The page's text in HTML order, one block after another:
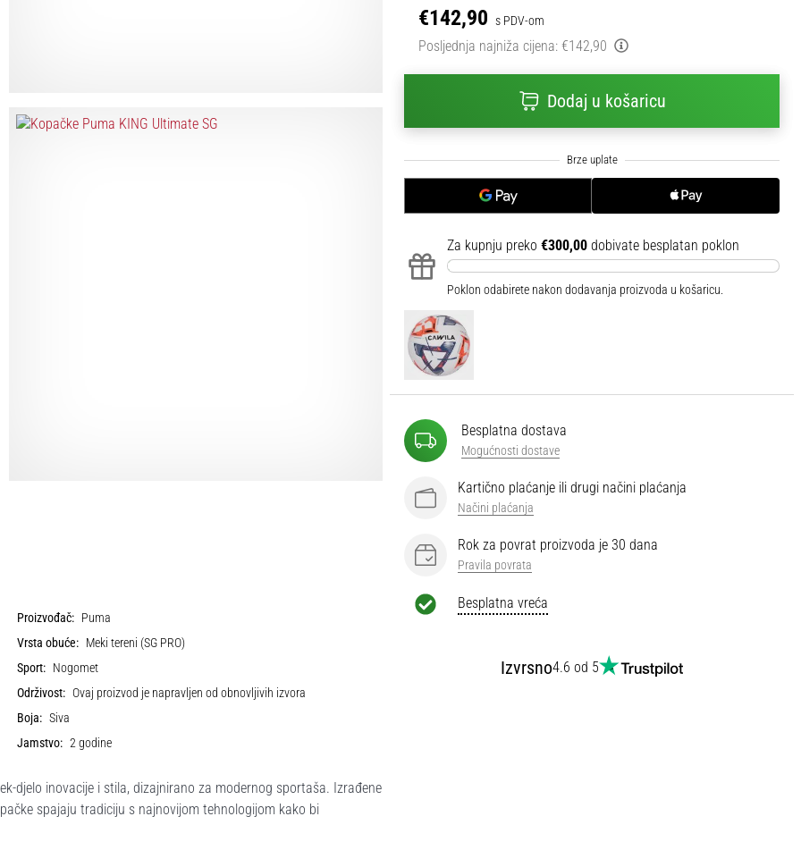
€142,90 s PDV-om
Posljednja najniža cijena: €142,90
Dodaj u košaricu
Za kupnju preko €300,00 dobivate besplatan poklon
Poklon odabirete nakon dodavanja proizvoda u košaricu.
Besplatna dostava
Mogućnosti dostave
Kartično plaćanje ili drugi načini plaćanja
Načini plaćanja
Rok za povrat proizvoda je 30 dana
Pravila povrata
Besplatna vreća
Izvrsno4.6 od 5
Proizvođač: Puma
Vrsta obuće: Meki tereni (SG PRO)
Sport: Nogomet
Održivost: Ovaj proizvod je napravljen od obnovljivih izvora
Boja: Siva
Jamstvo: 2 godine
djelo inovacije i stila, dizajnirano za modernog sportaša. Izrađene
spajaju tradiciju s najnovijom tehnologijom kako bi